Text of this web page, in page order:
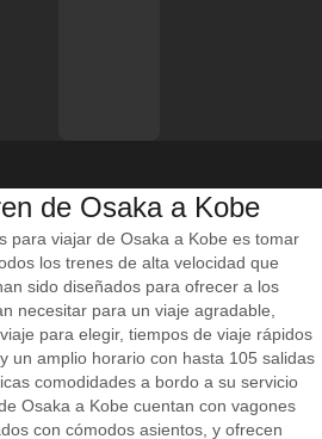
de Osaka a Kobe
para viajar de Osaka a Kobe es tomar
los trenes de alta velocidad que
sido diseñados para ofrecer a los
necesitar para un viaje agradable,
para elegir, tiempos de viaje rápidos
un amplio horario con hasta 105 salidas
comodidades a bordo a su servicio
Osaka a Kobe cuentan con vagones
con cómodos asientos, y ofrecen